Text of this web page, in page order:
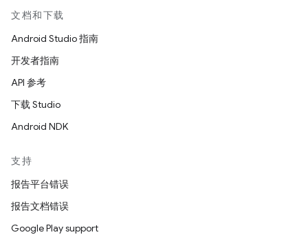
文档和下载
Android Studio 指南
开发者指南
API 参考
下载 Studio
Android NDK
支持
报告平台错误
报告文档错误
Google Play support